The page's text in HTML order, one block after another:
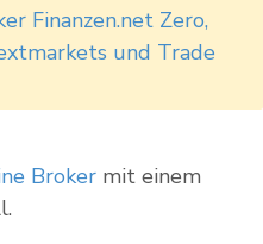
Finanzen.net Zero,
und Trade
Broker mit einem